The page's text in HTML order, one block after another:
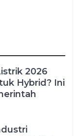
2026
Hybrid? Ini